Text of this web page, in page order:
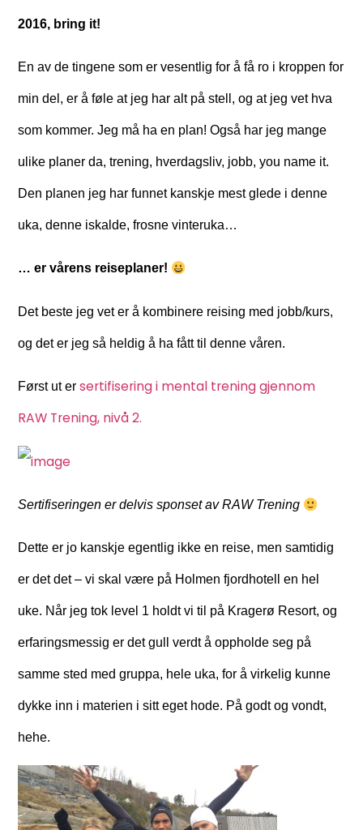
2016, bring it!
En av de tingene som er vesentlig for å få ro i kroppen for
min del, er å føle at jeg har alt på stell, og at jeg vet hva
som kommer. Jeg må ha en plan! Også har jeg mange
ulike planer da, trening, hverdagsliv, jobb, you name it.
Den planen jeg har funnet kanskje mest glede i denne
uka, denne iskalde, frosne vinteruka…
… er vårens reiseplaner!
Det beste jeg vet er å kombinere reising med jobb/kurs,
og det er jeg så heldig å ha fått til denne våren.
Først ut ersertifisering i mental trening gjennom
RAW Trening, nivå 2.
Sertifiseringen er delvis sponset av RAW Trening
Dette er jo kanskje egentlig ikke en reise, men samtidig
er det det – vi skal være på Holmen fjordhotell en hel
uke. Når jeg tok level 1 holdt vi til på Kragerø Resort, og
erfaringsmessig er det gull verdt å oppholde seg på
samme sted med gruppa, hele uka, for å virkelig kunne
dykke inn i materien i sitt eget hode. På godt og vondt,
hehe.